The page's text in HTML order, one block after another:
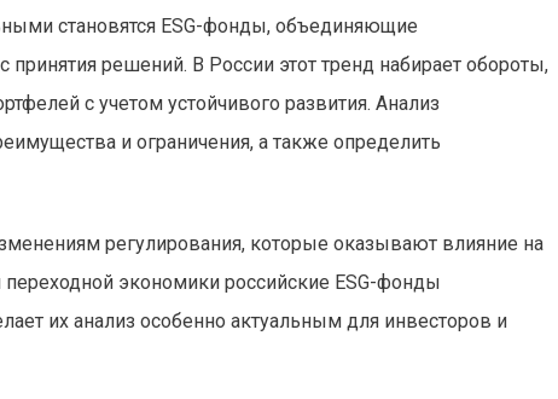
становятся ESG-фонды, объединяющие
решений. В России этот тренд набирает обороты,
с учетом устойчивого развития. Анализ
и ограничения, а также определить
регулирования, которые оказывают влияние на
экономики российские ESG-фонды
их анализ особенно актуальным для инвесторов и